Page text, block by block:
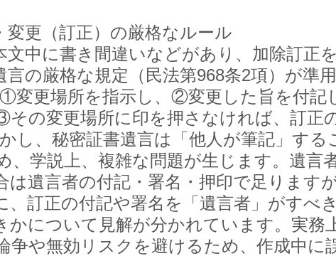
更（訂正）の厳格なルール
中に書き間違いなどがあり、加除訂正
言の厳格な規定（民法第968条2項）が準
変更場所を指示し、②変更した旨を付記
の変更場所に印を押さなければ、訂正
し、秘密証書遺言は「他人が筆記」する
、学説上、複雑な問題が生じます。遺言
は遺言者の付記・署名・押印で足ります
、訂正の付記や署名を「遺言者」がすべ
かについて見解が分かれています。実務
争や無効リスクを避けるため、作成中に